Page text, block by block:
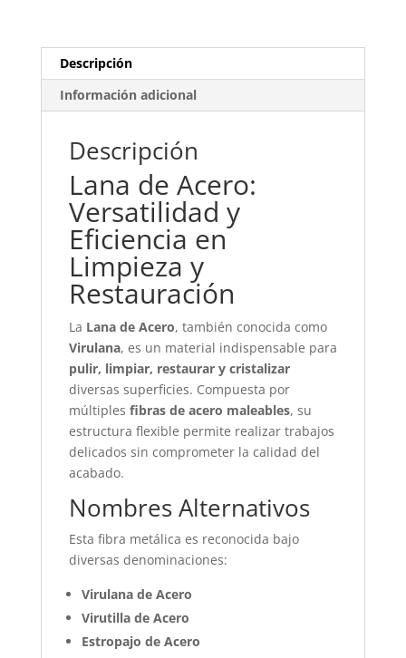
cantidad
Descripción
Información adicional
Descripción
Lana de Acero:
Versatilidad y
Eficiencia en
Limpieza y
Restauración
La Lana de Acero, también conocida como
Virulana, es un material indispensable para
pulir, limpiar, restaurar y cristalizar
diversas superficies. Compuesta por
múltiples fibras de acero maleables, su
estructura flexible permite realizar trabajos
delicados sin comprometer la calidad del
acabado.
Nombres Alternativos
Esta fibra metálica es reconocida bajo
diversas denominaciones:
Virulana de Acero
Virutilla de Acero
Estropajo de Acero